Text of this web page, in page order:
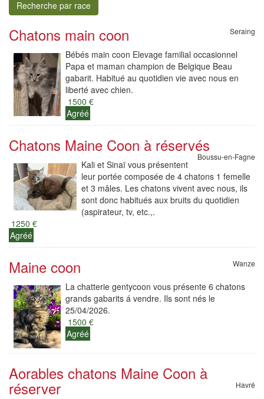
Recherche par race
Chatons main coon Seraing
Bébés main coon Elevage familial occasionnel
Papa et maman champion de Belgique Beau
gabarit. Habitué au quotidien vie avec nous en
liberté avec chien.
1500 €
Agréé
Chatons Maine Coon à réservés
Boussu-en-Fagne
Kali et Sinaï vous présentent
leur portée composée de 4 chatons 1 femelle
et 3 mâles. Les chatons vivent avec nous, ils
sont donc habitués aux bruits du quotidien
(aspirateur, tv, etc.,.
1250 €
Agréé
Maine coon Wanze
La chatterie gentycoon vous présente 6 chatons
grands gabarits á vendre. Ils sont nés le
25/04/2026.
1500 €
Agréé
Aorables chatons Maine Coon à
réserver Havré